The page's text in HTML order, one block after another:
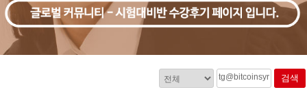
검색